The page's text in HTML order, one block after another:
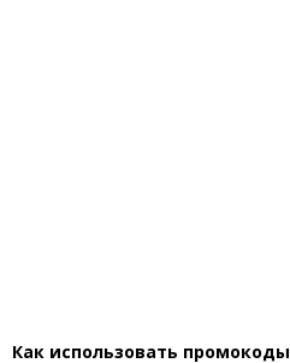
Как использовать промокоды